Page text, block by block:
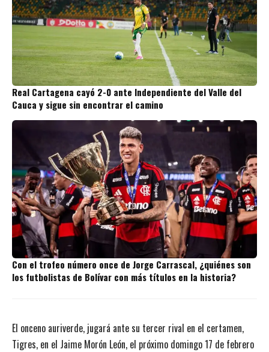
Real Cartagena cayó 2-0 ante Independiente del Valle del
Cauca y sigue sin encontrar el camino
Con el trofeo número once de Jorge Carrascal, ¿quiénes son
los futbolistas de Bolívar con más títulos en la historia?
El onceno auriverde, jugará ante su tercer rival en el certamen,
Tigres, en el Jaime Morón León, el próximo domingo 17 de febrero